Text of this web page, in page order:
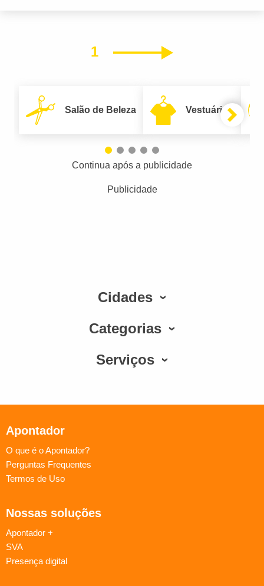
1 Próximo
Salão de Beleza Vestuário
Continua após a publicidade
Publicidade
Cidades
Categorias
Serviços
Apontador
O que é o Apontador?
Perguntas Frequentes
Termos de Uso
Nossas soluções
Apontador +
SVA
Presença digital